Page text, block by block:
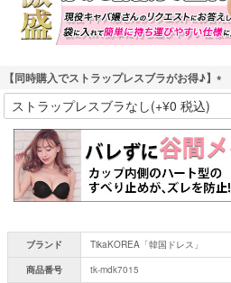
【同時購入でストラップレスブラがお得♪】
(
必
須
)
ブランド
TikaKOREA「韓国ドレス」
商品番号
tk-mdk7015